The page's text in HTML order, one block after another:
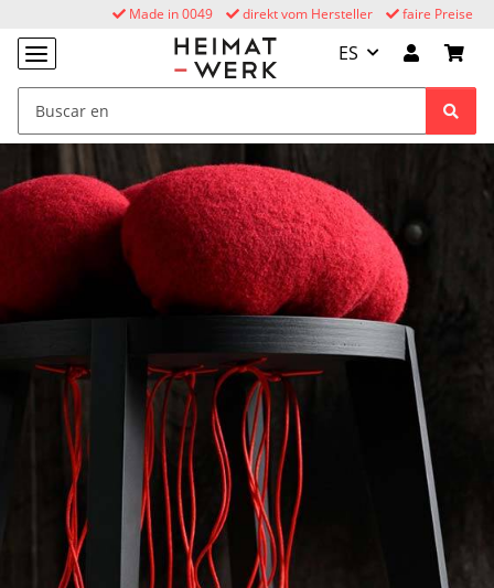
faire Preise
direkt vom Hersteller
Made in 0049
ES